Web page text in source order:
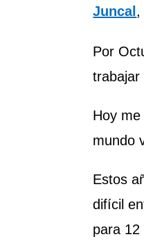
Juncal ,
Por
trabajar
Hoy
mundo
Estos
difícil
para 12